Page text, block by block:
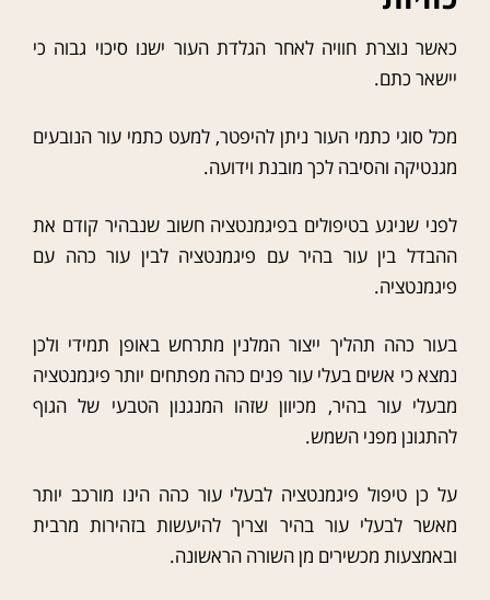
כאשר נוצרת חוויה לאחר הגלדת העור ישנו סיכוי גבוה כי
יישאר כתם.
מכל סוגי כתמי העור ניתן להיפטר, למעט כתמי עור הנובעים
מגנטיקה והסיבה לכך מובנת וידועה.
לפני שניגע בטיפולים בפיגמנטציה חשוב שנבהיר קודם את
ההבדל בין עור בהיר עם פיגמנטציה לבין עור כהה עם
פיגמנטציה.
בעור כהה תהליך ייצור המלנין מתרחש באופן תמידי ולכן
נמצא כי אשים בעלי עור פנים כהה מפתחים יותר פיגמנטציה
מבעלי עור בהיר, מכיוון שזהו המנגנון הטבעי של הגוף
להתגונן מפני השמש.
על כן טיפול פיגמנטציה לבעלי עור כהה הינו מורכב יותר
מאשר לבעלי עור בהיר וצריך להיעשות בזהירות מרבית
ובאמצעות מכשירים מן השורה הראשונה.